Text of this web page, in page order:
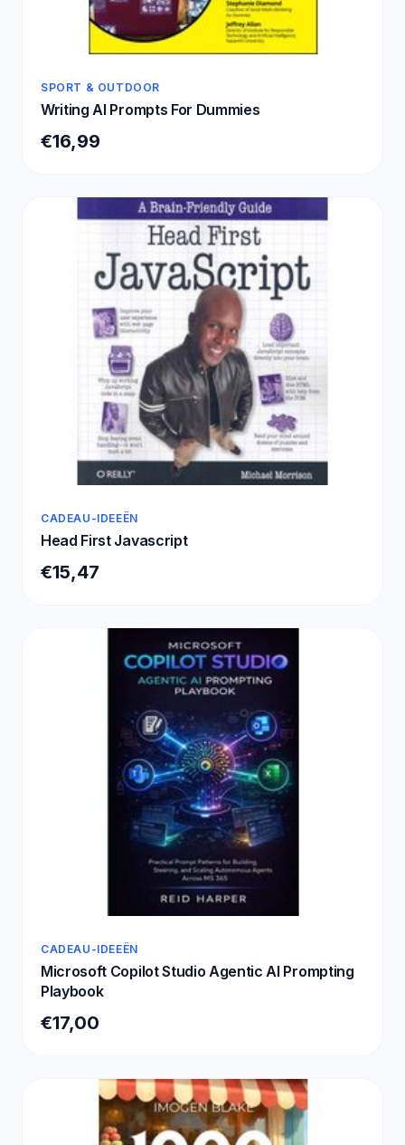
SPORT & OUTDOOR
Writing AI Prompts For Dummies
€16,99
CADEAU-IDEEËN
Head First Javascript
€15,47
CADEAU-IDEEËN
Microsoft Copilot Studio Agentic AI Prompting
Playbook
€17,00